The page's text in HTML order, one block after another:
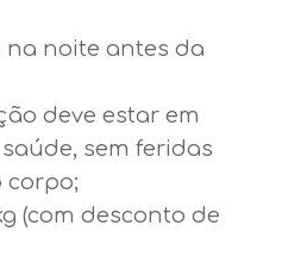
na noite antes da
deve estar em
sem feridas
corpo;
(com desconto de